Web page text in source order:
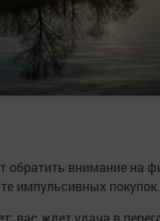
обратить внимание на
импульсивных покупок.
вас ждет удача в